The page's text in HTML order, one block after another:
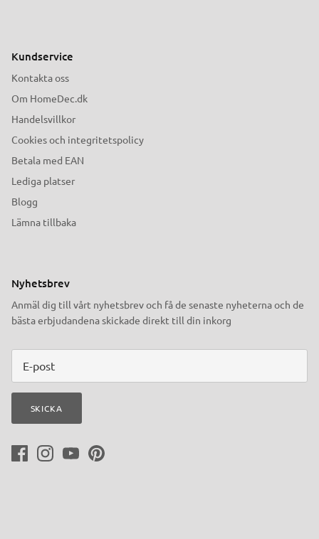
Kundservice
Kontakta oss
Om HomeDec.dk
Handelsvillkor
Cookies och integritetspolicy
Betala med EAN
Lediga platser
Blogg
Lämna tillbaka
Nyhetsbrev
Anmäl dig till vårt nyhetsbrev och få de senaste nyheterna och de
bästa erbjudandena skickade direkt till din inkorg
SKICKA